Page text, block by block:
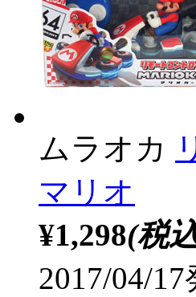
ムラオカ
マリオ
¥1,298(税
2017/04/17